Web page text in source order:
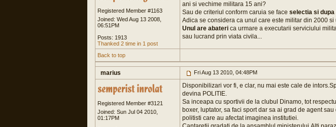
Registered Member #1163
Joined: Wed Aug 13 2008,
06:51PM
Posts: 1913
Thanked 2 time in 1 post
ani si vechime militara 15 ani?
Sau de criteriul conform caruia se face selectia si dupa
Adica se considera ca unul care este militar din 2000
Unul are abateri ca urmare a executarii serviciului
sau lucrand prin viata civila...
Back to top
marius Fri Aug 13 2010, 04:48PM
Registered Member #3121
Joined: Sun Jul 04 2010,
01:17PM
Disponibilizari vor fi, e clar, nu mai este cale de
devina POLITIE.
Sa inceapa cu sportivii de la clubul Dinamo, tot
boxer, luptator, sa faci sport dar sa ai grad de agent
politisti care au afectat imaginea institutiei.